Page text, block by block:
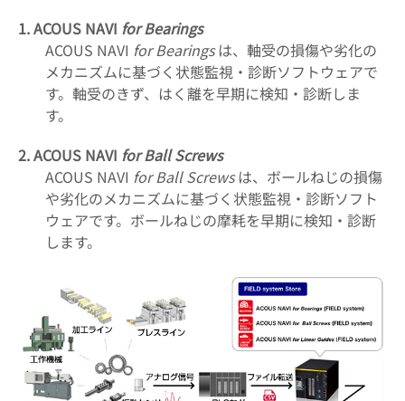
1. ACOUS NAVI for Bearings
ACOUS NAVI for Bearingsは、軸受の損傷や劣化の
メカニズムに基づく状態監視・診断ソフトウェアで
す。軸受のきず、はく離を早期に検知・診断しま
す。
2. ACOUS NAVI for Ball Screws
ACOUS NAVI for Ball Screwsは、ボールねじの損傷
や劣化のメカニズムに基づく状態監視・診断ソフト
ウェアです。ボールねじの摩耗を早期に検知・診断
します。